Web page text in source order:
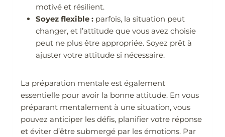
motivé et résilient.
Soyez flexible : parfois, la situation peut
changer, et l’attitude que vous avez choisie
peut ne plus être appropriée. Soyez prêt à
ajuster votre attitude si nécessaire.
La préparation mentale est également
essentielle pour avoir la bonne attitude. En vous
préparant mentalement à une situation, vous
pouvez anticiper les défis, planifier votre réponse
et éviter d’être submergé par les émotions. Par